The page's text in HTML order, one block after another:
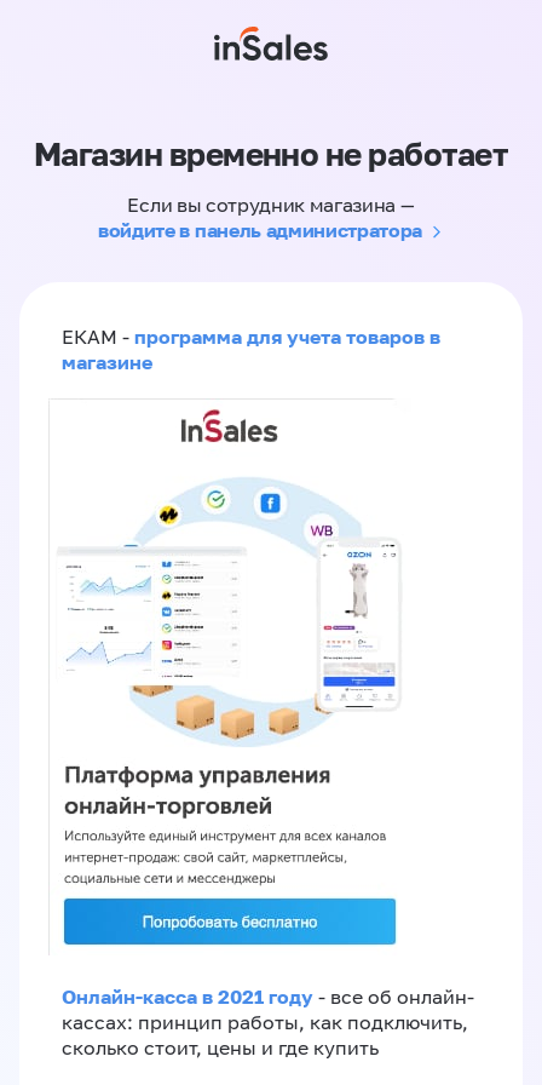
Магазин временно не работает
Если вы сотрудник магазина —
войдите в панель администратора
ЕКАМ - программа для учета товаров в
магазине
Онлайн-касса в 2021 году - все об онлайн-
кассах: принцип работы, как подключить,
сколько стоит, цены и где купить